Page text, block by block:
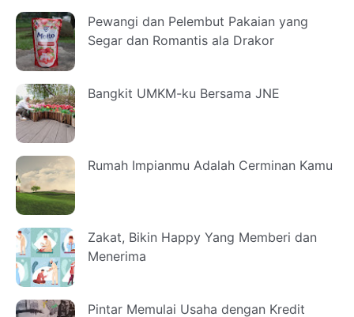
Pewangi dan Pelembut Pakaian yang
Segar dan Romantis ala Drakor
Bangkit UMKM-ku Bersama JNE
Rumah Impianmu Adalah Cerminan Kamu
Zakat, Bikin Happy Yang Memberi dan
Menerima
Pintar Memulai Usaha dengan Kredit